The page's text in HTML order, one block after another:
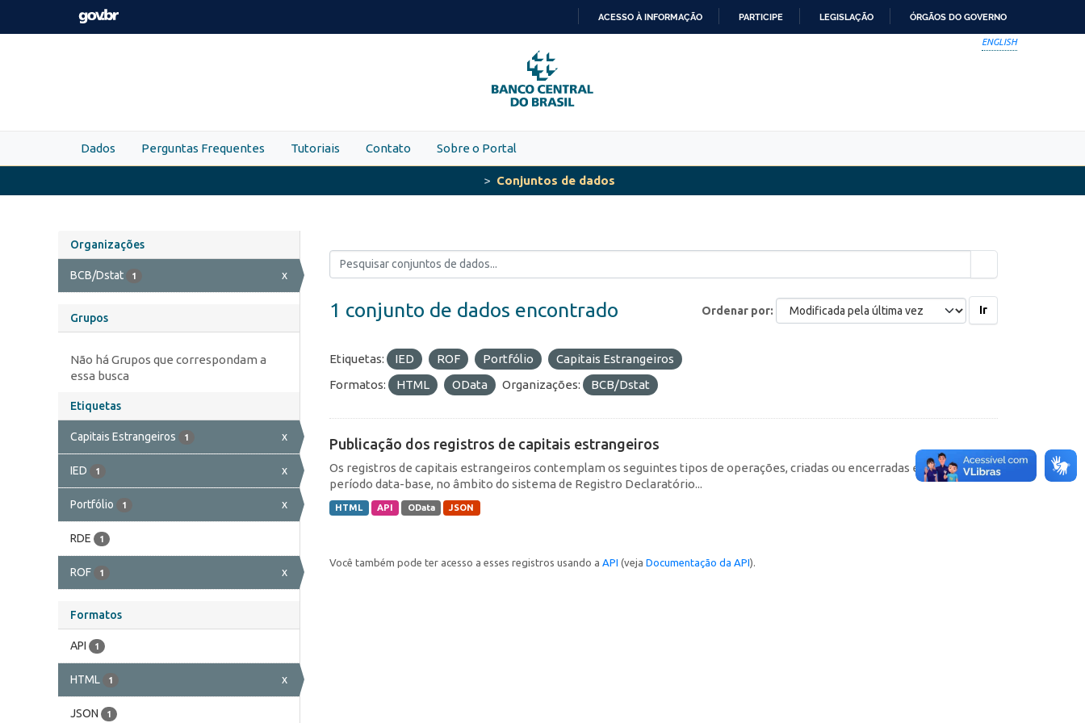
Skip to main content
PARA
O
CONTEÚDO
ACESSO À INFORMAÇÃO PARTICIPE LEGISLAÇÃO ÓRGÃOS DO GOVERNO
ENGLISH
Dados Perguntas Frequentes Tutoriais Contato Sobre o Portal
Conjuntos de dados
Organizações
BCB/Dstat 1 x
Grupos
Não há Grupos que correspondam a
essa busca
Etiquetas
Capitais Estrangeiros 1 x
IED 1 x
Portfólio 1 x
RDE 1
ROF 1 x
Formatos
API 1
HTML 1 x
JSON 1
Ordenar por Ir
1 conjunto de dados encontrado
Etiquetas: IED ROF Portfólio
Capitais Estrangeiros
Formatos:
HTML OData Organizações: BCB/Dstat
Publicação dos registros de capitais estrangeiros
Os registros de capitais estrangeiros contemplam os seguintes tipos de operações, criadas ou encerradas em cada
período data-base, no âmbito do sistema de Registro Declaratório...
HTML API OData JSON
Você também pode ter acesso a esses registros usando a API (veja Documentação da API).